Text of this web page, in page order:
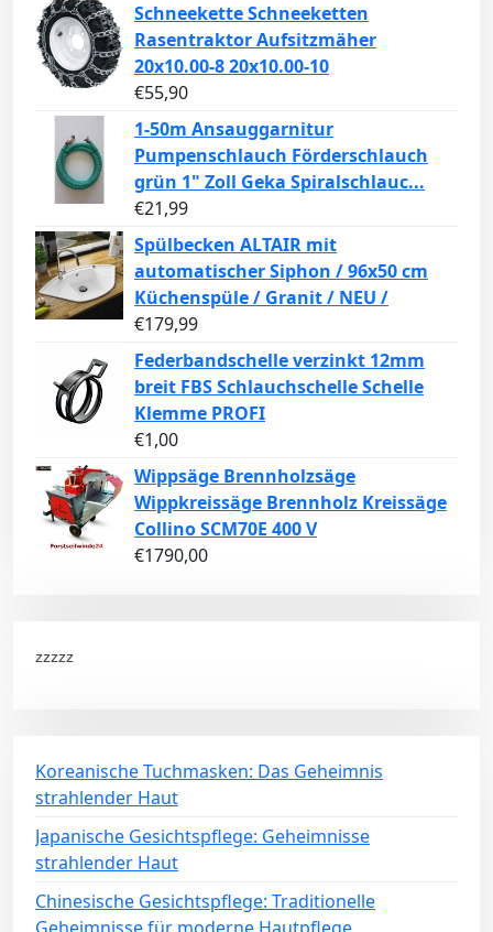
Schneekette Schneeketten
Rasentraktor Aufsitzmäher
20x10.00-8 20x10.00-10
€55,90
1-50m Ansauggarnitur
Pumpenschlauch Förderschlauch
grün 1" Zoll Geka Spiralschlauc...
€21,99
Spülbecken ALTAIR mit
automatischer Siphon / 96x50 cm
Küchenspüle / Granit / NEU /
€179,99
Federbandschelle verzinkt 12mm
breit FBS Schlauchschelle Schelle
Klemme PROFI
€1,00
Wippsäge Brennholzsäge
Wippkreissäge Brennholz Kreissäge
Collino SCM70E 400 V
€1790,00
zzzzz
Koreanische Tuchmasken: Das Geheimnis
strahlender Haut
Japanische Gesichtspflege: Geheimnisse
strahlender Haut
Chinesische Gesichtspflege: Traditionelle